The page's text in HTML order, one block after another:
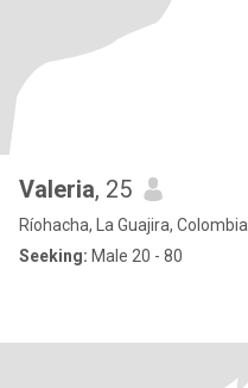
Valeria, 25
Ríohacha, La Guajira, Colombia
Seeking: Male 20 - 80